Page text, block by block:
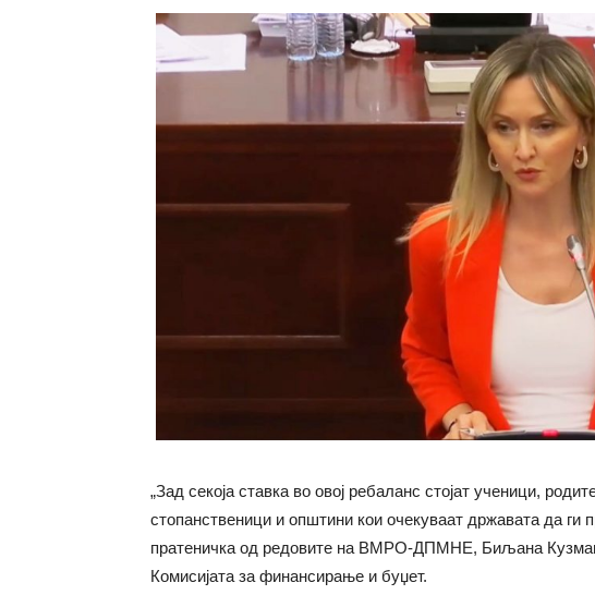
„Зад секоја ставка во овој ребаланс стојат ученици,
стопанственици и општини кои очекуваат државата да ги
пратеничка од редовите на ВМРО-ДПМНЕ, Биљана
Комисијата за финансирање и буџет.